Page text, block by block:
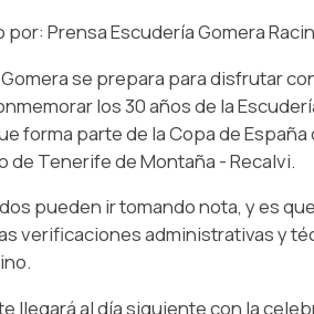
Prensa Escudería Gomera
Gomera se prepara para disfrutar
los 30 años de la
forma parte de la Copa de
de Tenerife de Montaña - Recalvi.
pueden ir tomando nota, y es
verificaciones administrativas y
llegará al día siguiente con la